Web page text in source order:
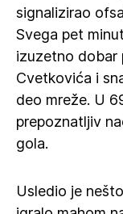
signalizirao
Svega pet
izuzetno dobar
Cvetkovića i
deo mreže. U
prepoznatljiv
gola.
Usledio je